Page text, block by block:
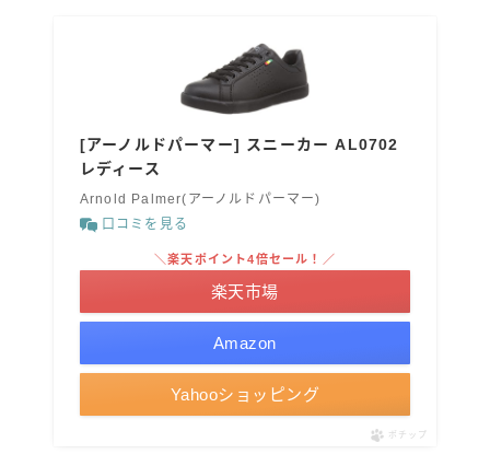
[アーノルドパーマー] スニーカー AL0702
レディース
Arnold Palmer(アーノルドパーマー)
口コミを見る
Amazon
＼楽天ポイント4倍セール！／
楽天市場
Yahooショッピング
ポチップ